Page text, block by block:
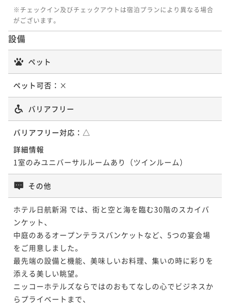
※チェックイン及びチェックアウトは宿泊プランにより異なる場合
がございます。
設備
ペット
ペット可否： ×
バリアフリー
バリアフリー対応： △
詳細情報
1室のみユニバーサルルームあり（ツインルーム）
その他
ホテル日航新潟 では、街と空と海を臨む30階のスカイバ
ンケット、
中庭のあるオープンテラスバンケットなど、5つの宴会場
をご用意しました。
最先端の設備と機能、美味しいお料理、集いの時に彩りを
添える美しい眺望。
ニッコーホテルズならではのおもてなしの心でビジネスか
らプライベートまで、